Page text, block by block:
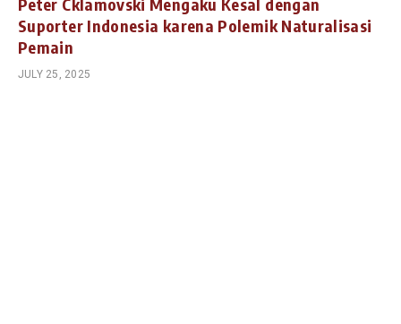
Peter Cklamovski Mengaku Kesal dengan
Suporter Indonesia karena Polemik Naturalisasi
Pemain
JULY 25, 2025